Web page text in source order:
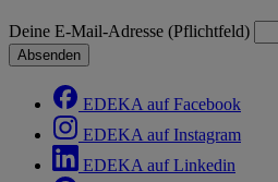
Deine E-Mail-Adresse (Pflichtfeld)
Absenden
EDEKA auf Facebook
EDEKA auf Instagram
EDEKA auf Linkedin